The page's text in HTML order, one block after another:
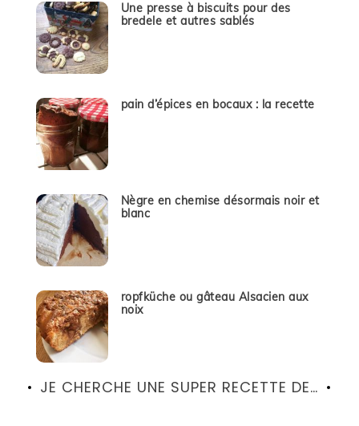
Une presse à biscuits pour des
bredele et autres sablés
pain d’épices en bocaux : la recette
Nègre en chemise désormais noir et
blanc
ropfküche ou gâteau Alsacien aux
noix
JE CHERCHE UNE SUPER RECETTE DE…